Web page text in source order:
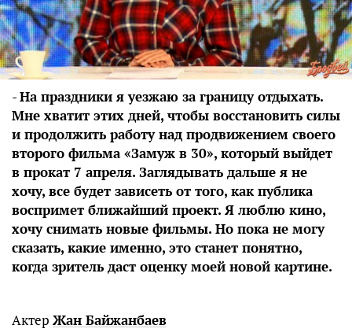
-На праздники я уезжаю за границу отдыхать.
Мне хватит этих дней, чтобы восстановить силы
и продолжить работу над продвижением своего
второго фильма «Замуж в 30», который выйдет
в прокат 7 апреля. Заглядывать дальше я не
хочу, все будет зависеть от того, как публика
воспримет ближайший проект. Я люблю кино,
хочу снимать новые фильмы. Но пока не могу
сказать, какие именно, это станет понятно,
когда зритель даст оценку моей новой картине.
Актер Жан Байжанбаев